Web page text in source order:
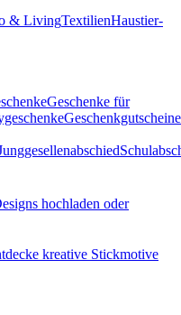
& LivingTextilienHaustier-
Geschenke für
Geschenkgutscheine
hochladen oder
kreative Stickmotive